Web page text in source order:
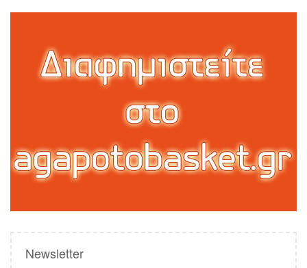
Newsletter